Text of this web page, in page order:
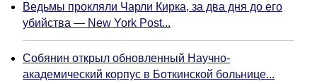
Ведьмы прокляли Чарли Кирка, за два дня до его
убийства — New York Post...
Собянин открыл обновленный Научно-
академический корпус в Боткинской больнице...